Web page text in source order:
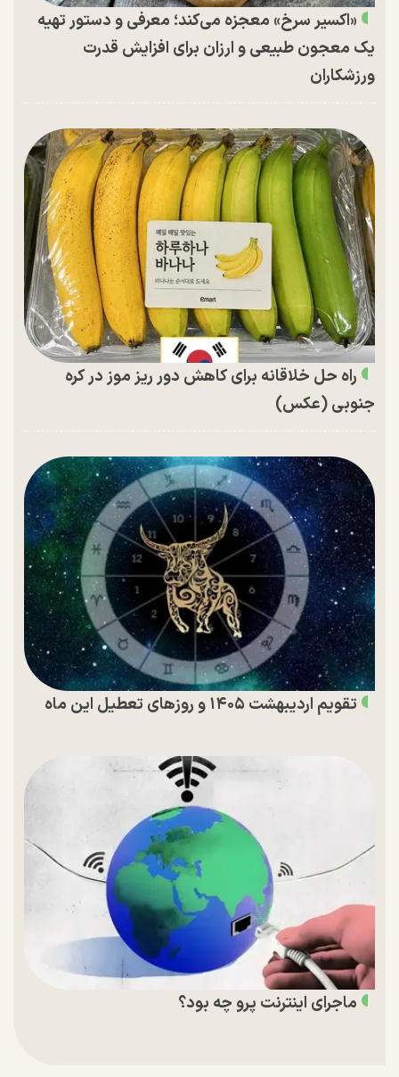
«اکسیر سرخ» معجزه می‌کند؛ معرفی و دستور تهیه
یک معجون طبیعی و ارزان برای افزایش قدرت
ورزشکاران
راه حل خلاقانه برای کاهش دور ریز موز در کره
جنوبی (عکس)
تقویم اردیبهشت ۱۴۰۵ و روز‌های تعطیل این ماه
ماجرای اینترنت پرو چه بود؟